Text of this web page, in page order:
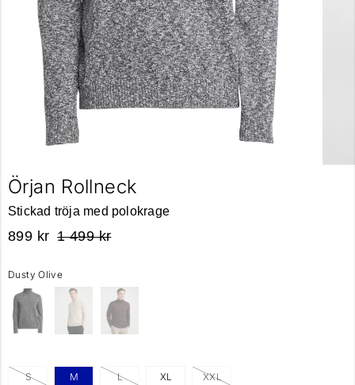
Örjan Rollneck
Stickad tröja med polokrage
899 kr 1 499 kr
Dusty Olive
S M L XL XXL